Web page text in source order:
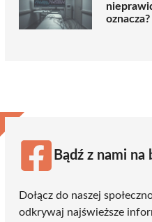
oznacza?
Bądź z nami na
Dołącz do naszej
odkrywaj najświeższe